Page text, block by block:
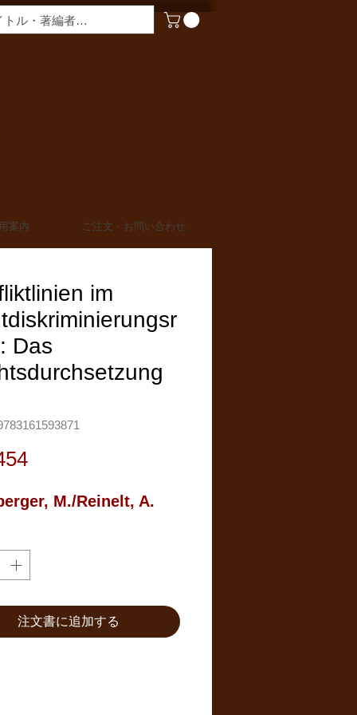
案内 ご注文・お問い合わせ
im
Das
価
M./Reinelt, A.
注文書に追加する